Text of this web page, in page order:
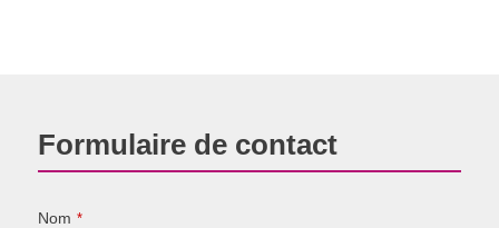
Formulaire de contact
Nom *